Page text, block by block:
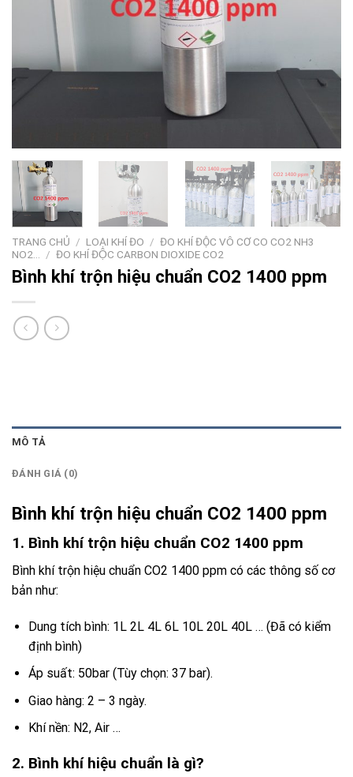
TRANG CHỦ / LOẠI KHÍ ĐO / ĐO KHÍ ĐỘC VÔ CƠ CO CO2 NH3
NO2…
/ ĐO KHÍ ĐỘC CARBON DIOXIDE CO2
Bình khí trộn hiệu chuẩn CO2 1400 ppm
MÔ TẢ
ĐÁNH GIÁ (0)
Bình khí trộn hiệu chuẩn CO2 1400 ppm
1. Bình khí trộn hiệu chuẩn CO2 1400 ppm
Bình khí trộn hiệu chuẩn CO2 1400 ppm có các thông số cơ
bản như:
Dung tích bình: 1L 2L 4L 6L 10L 20L 40L … (Đã có kiểm
định bình)
Áp suất: 50bar (Tùy chọn: 37 bar).
Giao hàng: 2 – 3 ngày.
Khí nền: N2, Air …
2. Bình khí hiệu chuẩn là gì?